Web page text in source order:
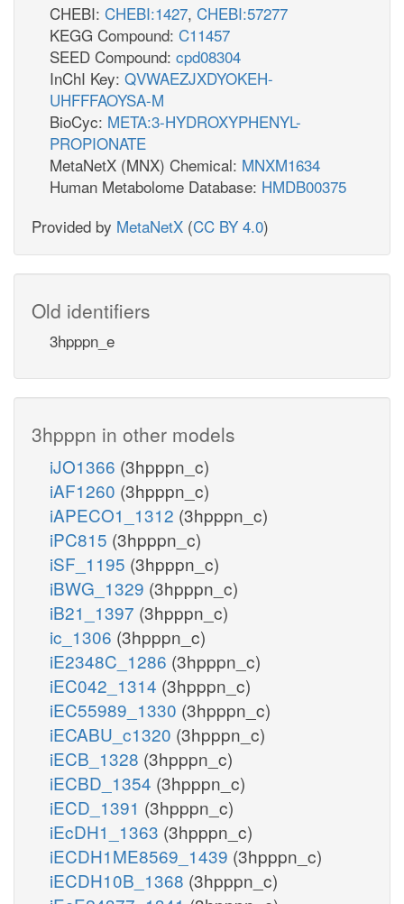
CHEBI: CHEBI:1427, CHEBI:57277
KEGG Compound: C11457
SEED Compound: cpd08304
InChI Key: QVWAEZJXDYOKEH-
UHFFFAOYSA-M
BioCyc: META:3-HYDROXYPHENYL-
PROPIONATE
MetaNetX (MNX) Chemical: MNXM1634
Human Metabolome Database: HMDB00375
Provided by MetaNetX (CC BY 4.0)
Old identifiers
3hpppn_e
3hpppn in other models
iJO1366 (3hpppn_c)
iAF1260 (3hpppn_c)
iAPECO1_1312 (3hpppn_c)
iPC815 (3hpppn_c)
iSF_1195 (3hpppn_c)
iBWG_1329 (3hpppn_c)
iB21_1397 (3hpppn_c)
ic_1306 (3hpppn_c)
iE2348C_1286 (3hpppn_c)
iEC042_1314 (3hpppn_c)
iEC55989_1330 (3hpppn_c)
iECABU_c1320 (3hpppn_c)
iECB_1328 (3hpppn_c)
iECBD_1354 (3hpppn_c)
iECD_1391 (3hpppn_c)
iEcDH1_1363 (3hpppn_c)
iECDH1ME8569_1439 (3hpppn_c)
iECDH10B_1368 (3hpppn_c)